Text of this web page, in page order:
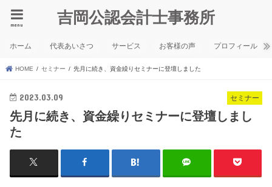
吉岡公認会計士事務所
menu
ホーム 代表あいさつ サービス お客様の声 プロフィール
HOME セミナー 先月に続き、資金繰りセミナーに登壇しました
セミナー
2023.03.09
先月に続き、資金繰りセミナーに登壇しまし
た